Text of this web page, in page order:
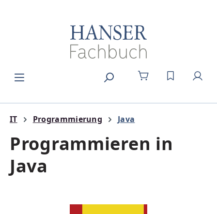
DU HAST 0
IT Programmierung Java
Programmieren in
Java